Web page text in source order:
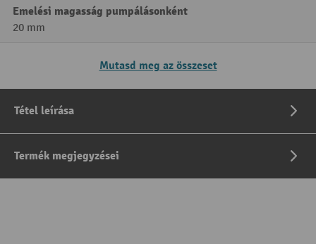
Emelési magasság pumpálásonként
20 mm
Mutasd meg az összeset
Tétel leírása
Termék megjegyzései